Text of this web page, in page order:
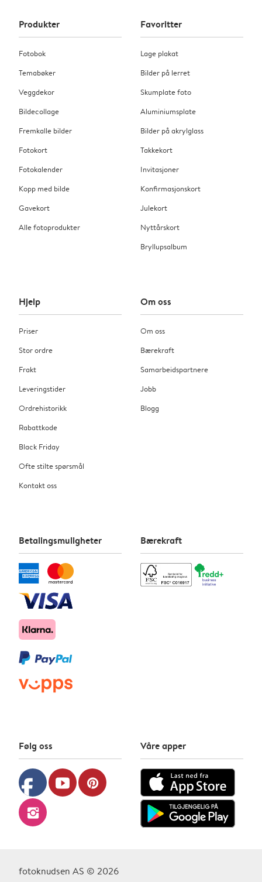
Produkter
Fotobok
Temabøker
Veggdekor
Bildecollage
Fremkalle bilder
Fotokort
Fotokalender
Kopp med bilde
Gavekort
Alle fotoprodukter
Favoritter
Lage plakat
Bilder på lerret
Skumplate foto
Aluminiumsplate
Bilder på akrylglass
Takkekort
Invitasjoner
Konfirmasjonskort
Julekort
Nyttårskort
Bryllupsalbum
Hjelp
Priser
Stor ordre
Frakt
Leveringstider
Ordrehistorikk
Rabattkode
Black Friday
Ofte stilte spørsmål
Kontakt oss
Om oss
Om oss
Bærekraft
Samarbeidspartnere
Jobb
Blogg
Betalingsmuligheter Bærekraft
Følg oss
facebook youtube pinterest
instagram
Våre apper
fotoknudsen AS © 2026